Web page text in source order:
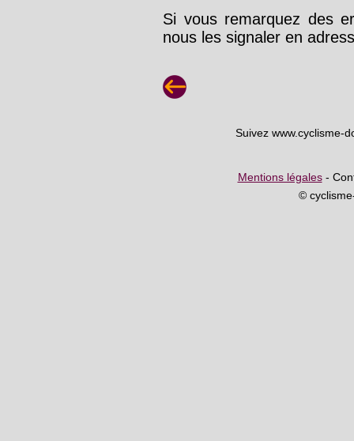
Si vous remarquez des
nous les signaler en
Suivez www.cyclisme-
Mentions légales-
©